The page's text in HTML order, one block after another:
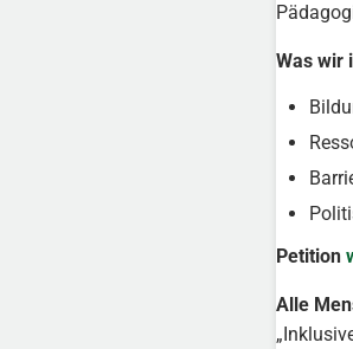
Was wir
Petition
Alle